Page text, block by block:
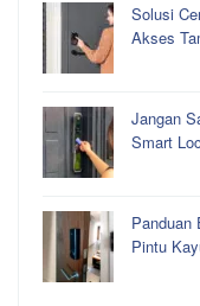
Solusi
Akses
Jangan
Smart
Panduan
Pintu